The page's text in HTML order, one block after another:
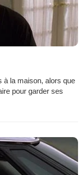
à la maison, alors que
pour garder ses